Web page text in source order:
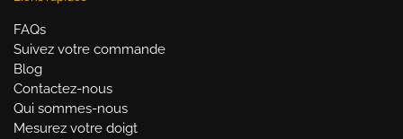
FAQs
Suivez votre commande
Blog
Contactez-nous
Qui sommes-nous
Mesurez votre doigt